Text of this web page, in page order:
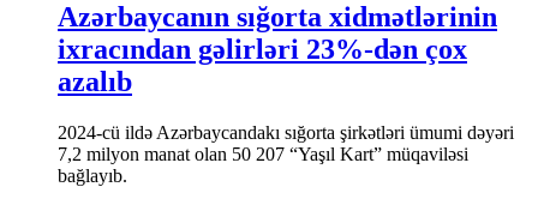
Azərbaycanın sığorta xidmətlərinin
ixracından gəlirləri 23%-dən çox
azalıb
2024-cü ildə Azərbaycandakı sığorta şirkətləri ümumi dəyəri
7,2 milyon manat olan 50 207 “Yaşıl Kart” müqaviləsi
bağlayıb.